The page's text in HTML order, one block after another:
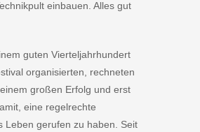
einbauen. Alles gut
guten Vierteljahrhundert
organisierten, rechneten
großen Erfolg und erst
eine regelrechte
Leben gerufen zu haben. Seit